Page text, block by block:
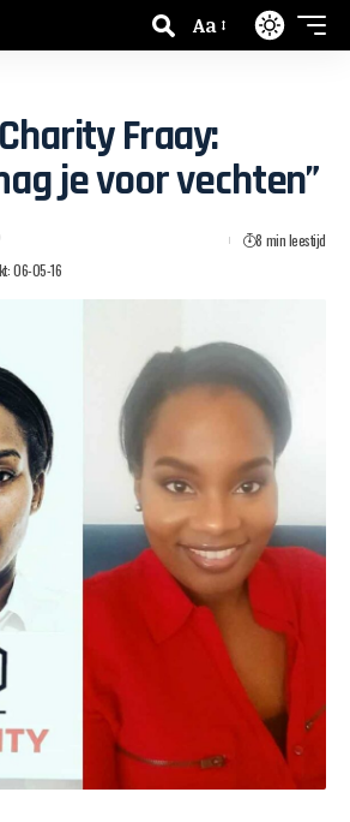
Aa
Fraay:
je voor vechten”
06-05-16
8 min leestijd